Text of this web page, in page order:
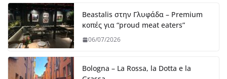
Beastalis στην Γλυφάδα – Premium
κοπές για “proud meat eaters”
06/07/2026
Bologna – La Rossa, la Dotta e la